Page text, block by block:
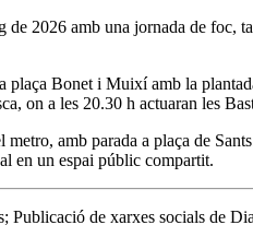
2026 amb una jornada de
Bonet i Muixí amb la
on a les 20.30 h actuaran les
amb parada a plaça de
en un espai públic compartit.
de xarxes socials de